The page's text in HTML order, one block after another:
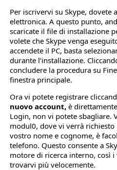
Per iscrivervi su Skype, dovete
elettronica. A questo punto,
scaricate il file di installazione
volete che Skype venga
accendete il PC, basta
durante l’installazione.
concludere la procedura su
finestra principale.
Ora vi potete registrare
nuovo account, è
Login, non vi potete sbagliare.
modul0, dove vi verrà
vostro nome e cognome, è
telefono. Questo consente a
motore di ricerca interno, così
trovarvi più velocemente.